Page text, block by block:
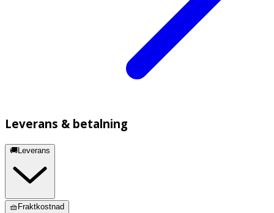
Leverans & betalning
🚚Leverans
🧺Fraktkostnad